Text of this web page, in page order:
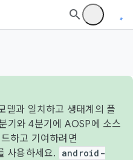
델과 일치하고 생태계의 플
기와 4분기에 AOSP에 소스
하고 기여하려면
사용하세요.
android-